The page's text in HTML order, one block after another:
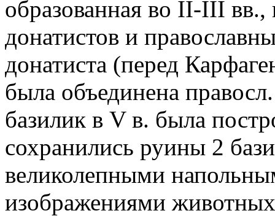
образованная во II-III вв.,
донатистов и
донатиста (перед
была объединена
базилик в V в. была
сохранились руины 2
великолепными
изображениями